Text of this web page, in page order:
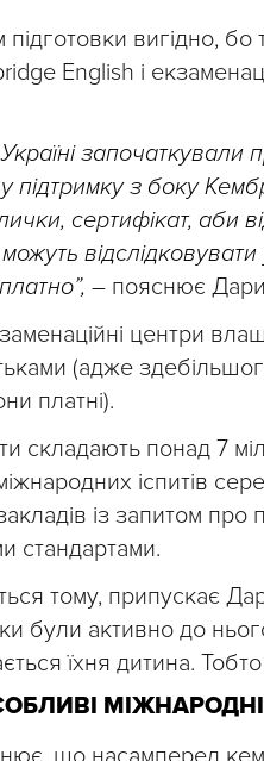
підготовки вигідно,
English і
започаткували
підтримку з боку
сертифікат, аби
– пояснює
центри
(адже
платні).
складають понад 7
іспитів
із запитом про
стандартами.
тому, припускає
були активно до
їхня дитина.